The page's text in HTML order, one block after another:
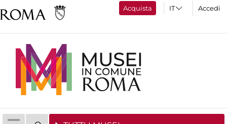
Acquista Accedi